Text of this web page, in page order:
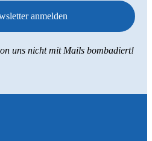
uns nicht mit Mails bombadiert!